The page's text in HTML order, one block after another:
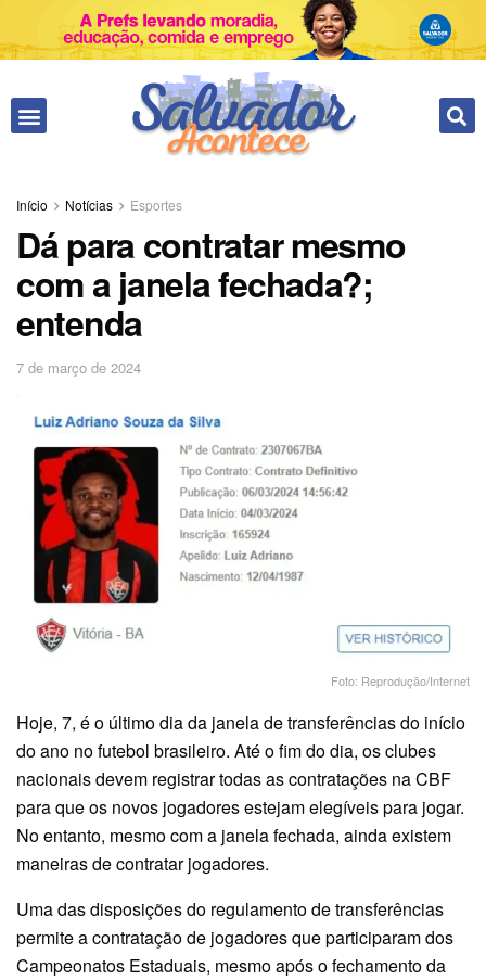
Início Notícias Esportes
Dá para contratar mesmo
com a janela fechada?;
entenda
7 de março de 2024
Foto: Reprodução/Internet
Hoje, 7, é o último dia da janela de transferências do início
do ano no futebol brasileiro. Até o fim do dia, os clubes
nacionais devem registrar todas as contratações na CBF
para que os novos jogadores estejam elegíveis para jogar.
No entanto, mesmo com a janela fechada, ainda existem
maneiras de contratar jogadores.
Uma das disposições do regulamento de transferências
permite a contratação de jogadores que participaram dos
Campeonatos Estaduais, mesmo após o fechamento da